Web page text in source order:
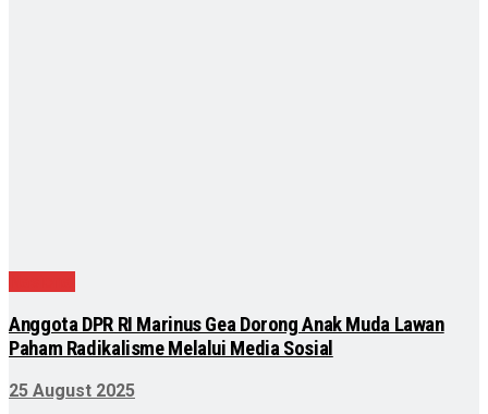
Anggota DPR RI Marinus Gea Dorong Anak Muda Lawan
Paham Radikalisme Melalui Media Sosial
25 August 2025